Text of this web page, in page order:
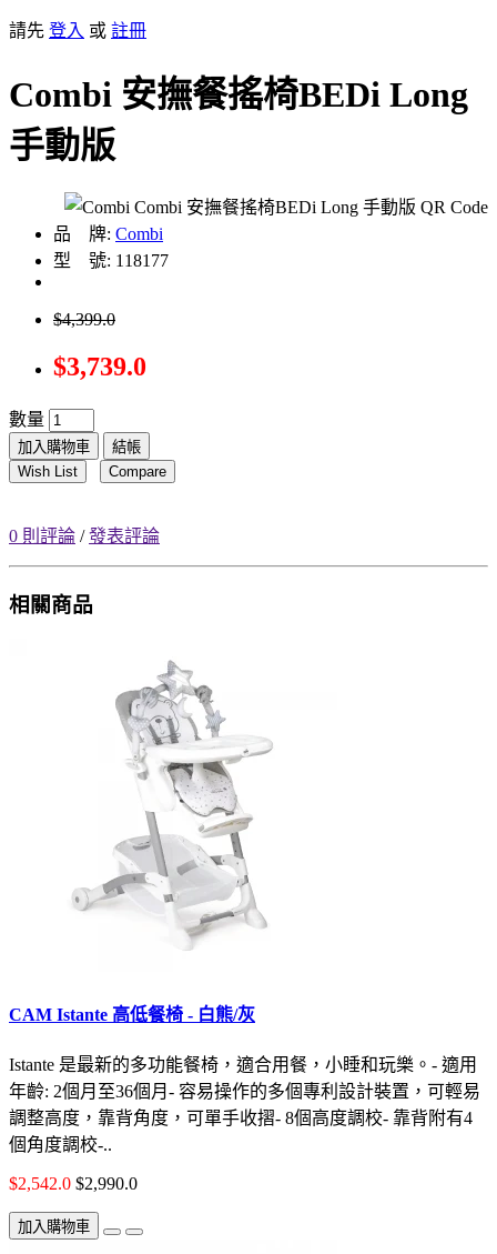
請先 登入 或 註冊
Combi 安撫餐搖椅BEDi Long
手動版
品 牌: Combi
型 號: 118177
$4,399.0
$3,739.0
數量
加入購物車
結帳
Wish List
Compare
0 則評論 /發表評論
相關商品
CAM Istante 高低餐椅 - 白熊/灰
Istante 是最新的多功能餐椅，適合用餐，小睡和玩樂。- 適用
年齡: 2個月至36個月- 容易操作的多個專利設計裝置，可輕易
調整高度，靠背角度，可單手收摺- 8個高度調校- 靠背附有4
個角度調校-..
$2,542.0 $2,990.0
加入購物車